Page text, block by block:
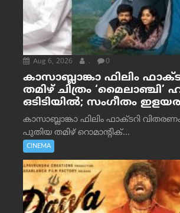
Aug 6, 2026 . 0
കാസാബ്ലാങ്കാ ഫിലിം
തമിഴ് ചിത്രം ‘മൈലാഞ്ചി’
ഒടിടിയിൽ; സംഗീതം
കാസാബ്ലാങ്കാ ഫിലിം ഫാക്ടറി
പുതിയ തമിഴ് റൊമാന്റിക്...
CINEMA